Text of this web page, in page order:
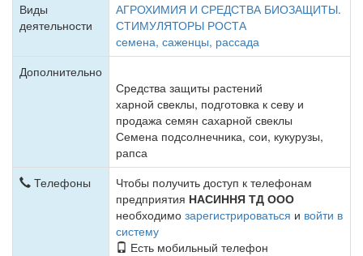
Виды
деятельности
АГРОХИМИЯ И СРЕДСТВА БИОЗАЩИТЫ.
СТИМУЛЯТОРЫ РОСТА
семена, саженцы, рассада
Дополнительно
Средства защиты растений
харной свеклы, подготовка к севу и
продажа семян сахарной свеклы
Семена подсолнечника, сои, кукурузы,
рапса
Телефоны
Чтобы получить доступ к телефонам
предприятия НАСИННЯ ТД ООО
необходимо зарегистрироваться и войти в
систему
Есть мобильный телефон